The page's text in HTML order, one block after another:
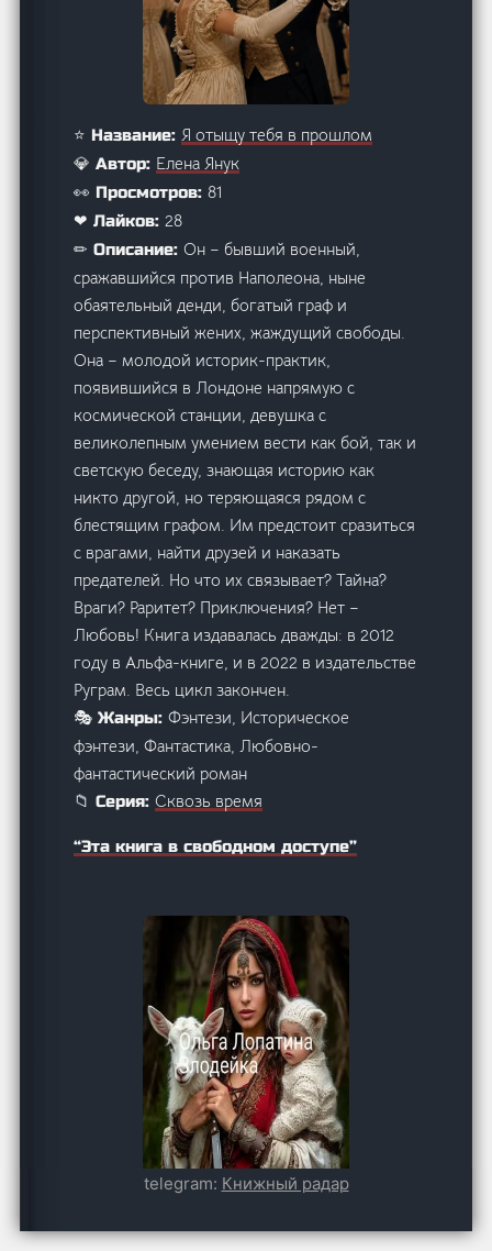
⭐ Название:Я отыщу тебя в прошлом
💎 Автор: Елена Янук
👀 Просмотров:81
❤ Лайков:28
✏ Описание:Он – бывший военный,
сражавшийся против Наполеона, ныне
обаятельный денди, богатый граф и
перспективный жених, жаждущий свободы.
Она – молодой историк-практик,
появившийся в Лондоне напрямую с
космической станции, девушка с
великолепным умением вести как бой, так и
светскую беседу, знающая историю как
никто другой, но теряющаяся рядом с
блестящим графом. Им предстоит сразиться
с врагами, найти друзей и наказать
предателей. Но что их связывает? Тайна?
Враги? Раритет? Приключения? Нет –
Любовь! Книга издавалась дважды: в 2012
году в Альфа-книге, и в 2022 в издательстве
Руграм. Весь цикл закончен.
🎭 Жанры:Фэнтези, Историческое
фэнтези, Фантастика, Любовно-
фантастический роман
📁 Серия:Сквозь время
“Эта книга в свободном доступе”
telegram: Книжный радар